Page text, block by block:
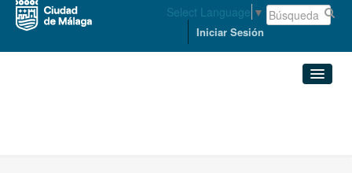
Select Language ▼
Iniciar Sesión